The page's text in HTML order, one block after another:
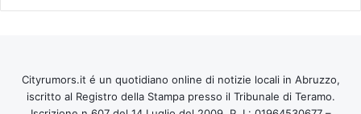
Cityrumors.it é un quotidiano online di notizie locali in Abruzzo,
iscritto al Registro della Stampa presso il Tribunale di Teramo.